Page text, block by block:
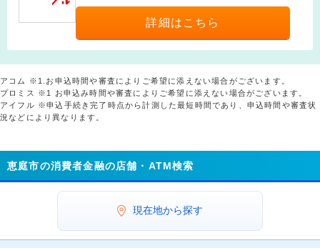
詳細はこちら
アコム ※1.お申込時間や審査によりご希望に添えない場合がございます。
プロミス ※1 お申込み時間や審査によりご希望に添えない場合がございます。
アイフル ※申込手続き完了時点から計測した最短時間であり、申込時間や審査状
況などにより異なります。
恵庭市の消費者金融の店舗・ATM検索
現在地から探す